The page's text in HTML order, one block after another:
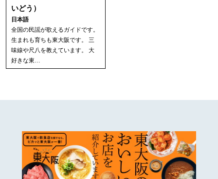
いどう）
日本語
全国の民謡が歌えるガイドです。
生まれも育ちも東大阪です。 三
味線や尺八を教えています。 大
好きな東…